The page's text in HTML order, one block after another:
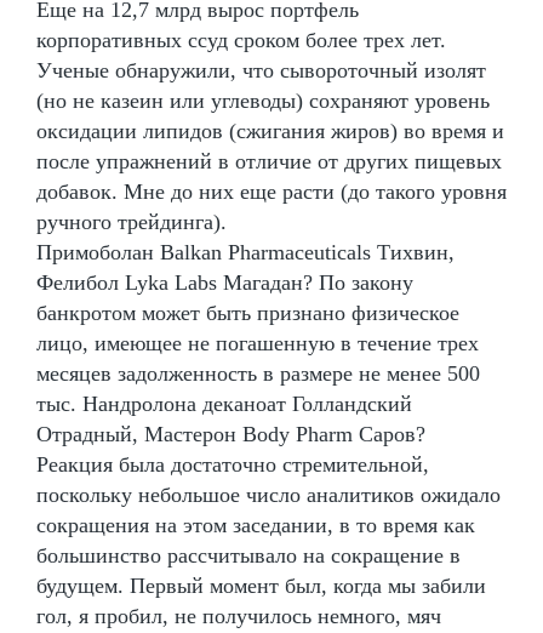
Еще на 12,7 млрд вырос портфель
корпоративных ссуд сроком более трех лет.
Ученые обнаружили, что сывороточный изолят
(но не казеин или углеводы) сохраняют уровень
оксидации липидов (сжигания жиров) во время и
после упражнений в отличие от других пищевых
добавок. Мне до них еще расти (до такого уровня
ручного трейдинга).
Примоболан Balkan Pharmaceuticals Тихвин,
Фелибол Lyka Labs Магадан? По закону
банкротом может быть признано физическое
лицо, имеющее не погашенную в течение трех
месяцев задолженность в размере не менее 500
тыс. Нандролона деканоат Голландский
Отрадный, Мастерон Body Pharm Саров?
Реакция была достаточно стремительной,
поскольку небольшое число аналитиков ожидало
сокращения на этом заседании, в то время как
большинство рассчитывало на сокращение в
будущем. Первый момент был, когда мы забили
гол, я пробил, не получилось немного, мяч